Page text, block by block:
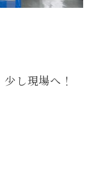
し現場へ！